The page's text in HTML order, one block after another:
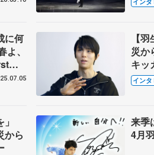
に何
、
【
災か
キッ
輪
付い
える
イン
」
から
来季
4月